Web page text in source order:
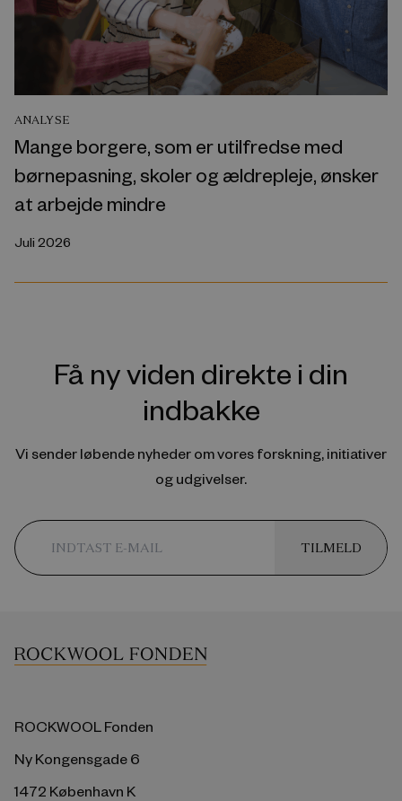
ANALYSE
Mange borgere, som er utilfredse med
børnepasning, skoler og ældrepleje, ønsker
at arbejde mindre
Juli 2026
Få ny viden direkte i din
indbakke
Vi sender løbende nyheder om vores forskning, initiativer
og udgivelser.
TILMELD
ROCKWOOL Fonden
Ny Kongensgade 6
1472 København K